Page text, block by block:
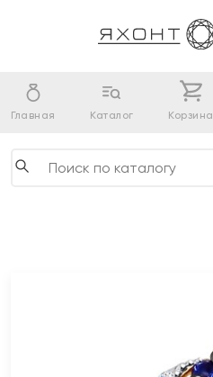
Главная Каталог Корзина